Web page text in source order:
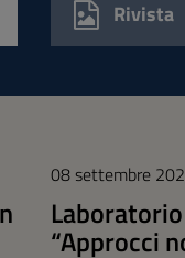
Rivista
08 settembre
“Approcci